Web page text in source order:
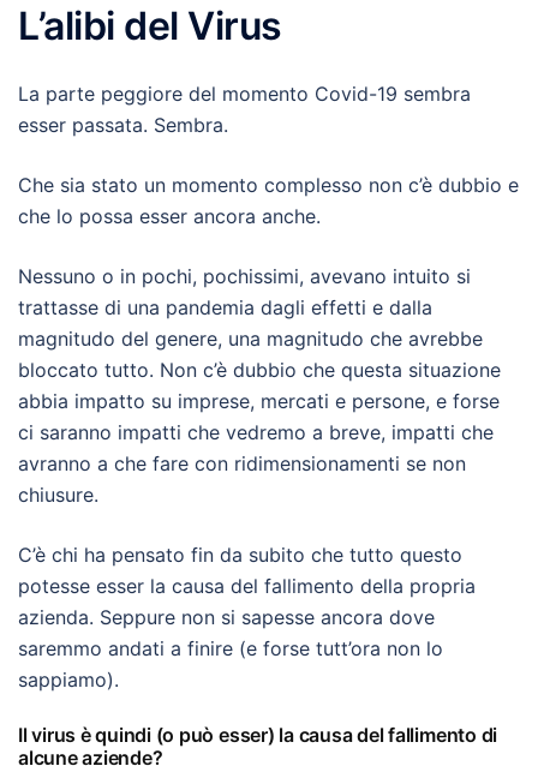
L’alibi del Virus
La parte peggiore del momento Covid-19 sembra
esser passata. Sembra.
Che sia stato un momento complesso non c’è dubbio e
che lo possa esser ancora anche.
Nessuno o in pochi, pochissimi, avevano intuito si
trattasse di una pandemia dagli effetti e dalla
magnitudo del genere, una magnitudo che avrebbe
bloccato tutto. Non c’è dubbio che questa situazione
abbia impatto su imprese, mercati e persone, e forse
ci saranno impatti che vedremo a breve, impatti che
avranno a che fare con ridimensionamenti se non
chiusure.
C’è chi ha pensato fin da subito che tutto questo
potesse esser la causa del fallimento della propria
azienda. Seppure non si sapesse ancora dove
saremmo andati a finire (e forse tutt’ora non lo
sappiamo).
Il virus è quindi (o può esser) la causa del fallimento di
alcune aziende?